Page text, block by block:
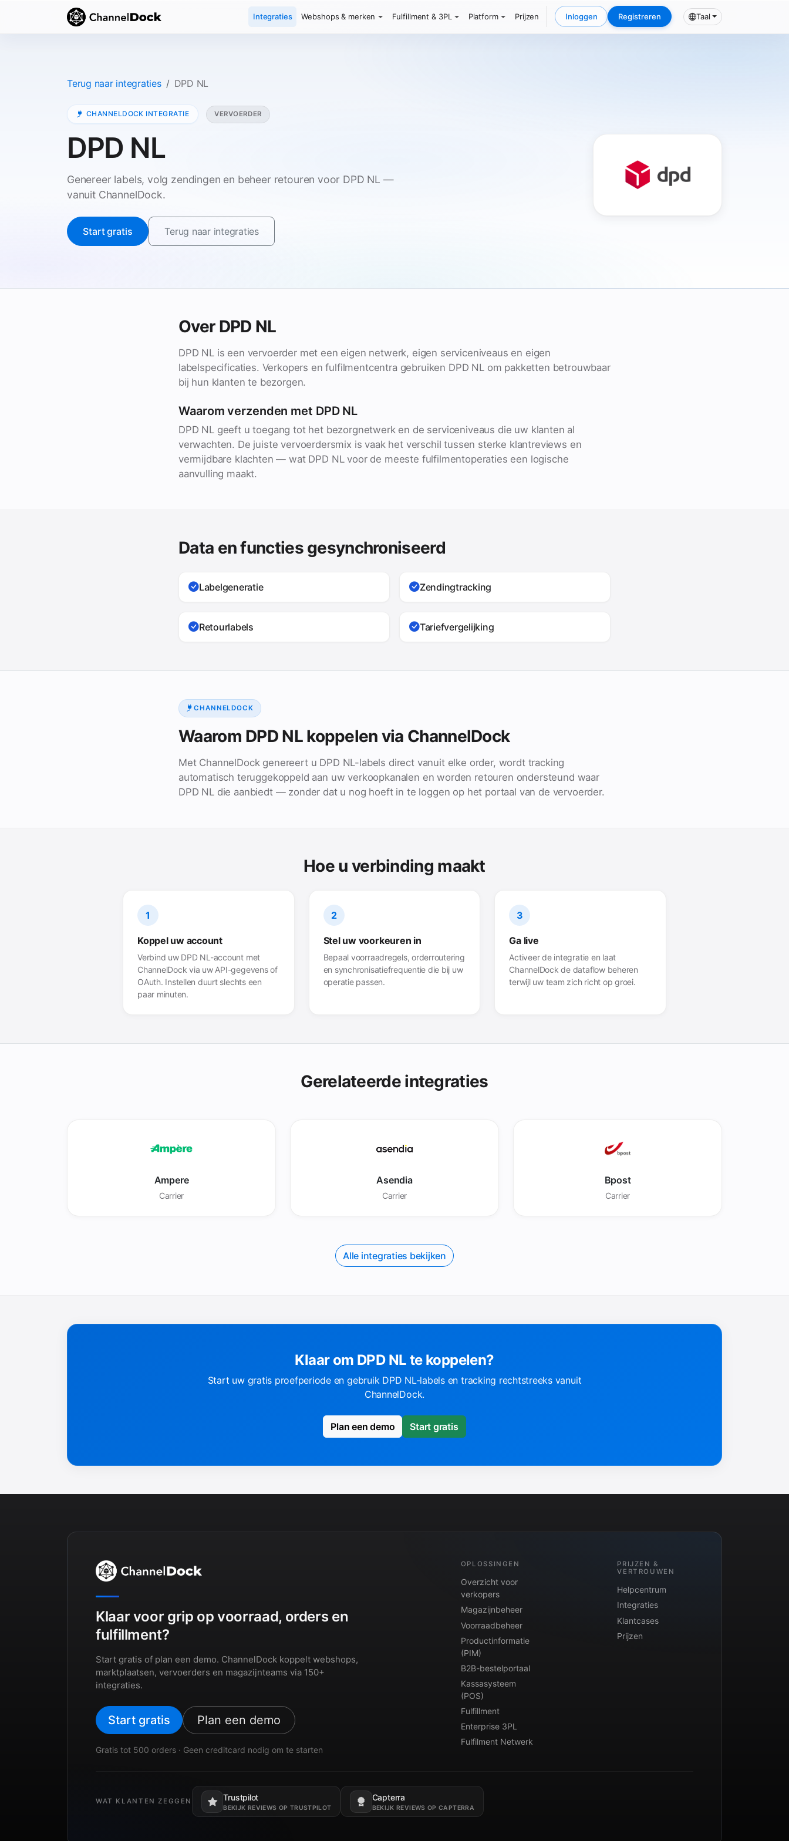
Integraties Webshops & merken Fulfillment & 3PL Platform Prijzen Inloggen Registreren Taal
Terug naar integraties DPD NL
CHANNELDOCK INTEGRATIE VERVOERDER
DPD NL
Genereer labels, volg zendingen en beheer retouren voor DPD NL —
vanuit ChannelDock.
Start gratis Terug naar integraties
Over DPD NL
DPD NL is een vervoerder met een eigen netwerk, eigen serviceniveaus en eigen
labelspecificaties. Verkopers en fulfilmentcentra gebruiken DPD NL om pakketten betrouwbaar
bij hun klanten te bezorgen.
Waarom verzenden met DPD NL
DPD NL geeft u toegang tot het bezorgnetwerk en de serviceniveaus die uw klanten al
verwachten. De juiste vervoerdersmix is vaak het verschil tussen sterke klantreviews en
vermijdbare klachten — wat DPD NL voor de meeste fulfilmentoperaties een logische
aanvulling maakt.
Data en functies gesynchroniseerd
Labelgeneratie Zendingtracking
Retourlabels Tariefvergelijking
CHANNELDOCK
Waarom DPD NL koppelen via ChannelDock
Met ChannelDock genereert u DPD NL-labels direct vanuit elke order, wordt tracking
automatisch teruggekoppeld aan uw verkoopkanalen en worden retouren ondersteund waar
DPD NL die aanbiedt — zonder dat u nog hoeft in te loggen op het portaal van de vervoerder.
Hoe u verbinding maakt
1
Koppel uw account
Verbind uw DPD NL-account met
ChannelDock via uw API-gegevens of
OAuth. Instellen duurt slechts een
paar minuten.
2
Stel uw voorkeuren in
Bepaal voorraadregels, orderroutering
en synchronisatiefrequentie die bij uw
operatie passen.
3
Ga live
Activeer de integratie en laat
ChannelDock de dataflow beheren
terwijl uw team zich richt op groei.
Gerelateerde integraties
Ampere
Carrier
Asendia
Carrier
Bpost
Carrier
Alle integraties bekijken
Klaar om DPD NL te koppelen?
Start uw gratis proefperiode en gebruik DPD NL-labels en tracking rechtstreeks vanuit
ChannelDock.
Plan een demo Start gratis
Klaar voor grip op voorraad, orders en
fulfillment?
Start gratis of plan een demo. ChannelDock koppelt webshops,
marktplaatsen, vervoerders en magazijnteams via 150+
integraties.
Start gratis Plan een demo
Gratis tot 500 orders · Geen creditcard nodig om te starten
OPLOSSINGEN
Overzicht voor
verkopers
Magazijnbeheer
Voorraadbeheer
Productinformatie
(PIM)
B2B-bestelportaal
Kassasysteem
(POS)
Fulfillment
Enterprise 3PL
Fulfilment Netwerk
PRIJZEN &
VERTROUWEN
Helpcentrum
Integraties
Klantcases
Prijzen
WAT KLANTEN ZEGGEN Trustpilot
BEKIJK REVIEWS OP TRUSTPILOT
Opent in een nieuw tabblad.
Capterra
BEKIJK REVIEWS OP CAPTERRA
Opent in een nieuw tabblad.